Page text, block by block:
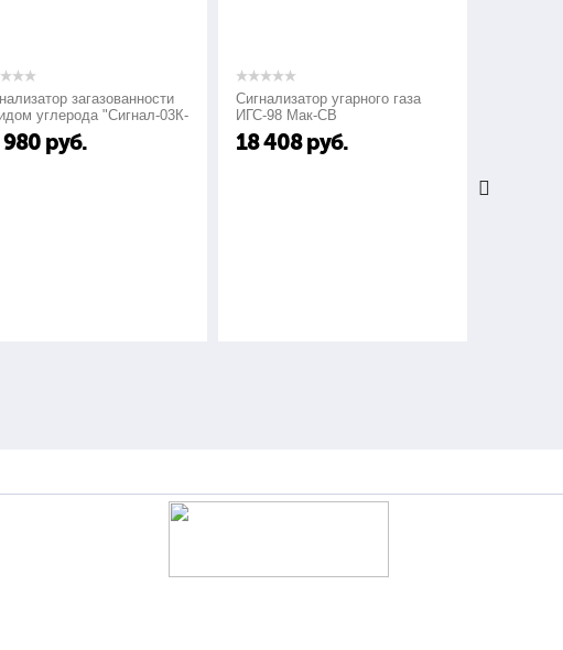
загазованности
углерода "Сигнал-03К-
980 руб.
Сигнализатор угарного газа
ИГС-98 Мак-СВ
18 408 руб.